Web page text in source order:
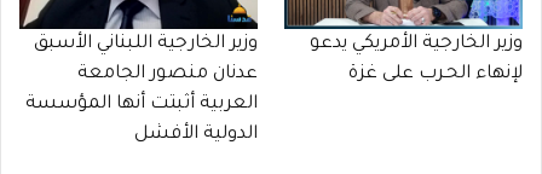
وزير الخارجية الأمريكي يدعو
لإنهاء الحـرب على غزة
وزير الخارجية اللبناني الأسبق
عدنان منصور الجامعة
العربية أثبتت أنها المؤسسة
الدولية الأفشل